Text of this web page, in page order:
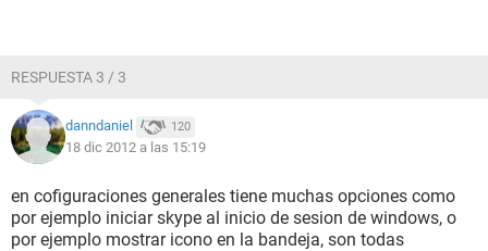
RESPUESTA 3 / 3
danndaniel 120
18 dic 2012 a las 15:19
en cofiguraciones generales tiene muchas opciones como
por ejemplo iniciar skype al inicio de sesion de windows, o
por ejemplo mostrar icono en la bandeja, son todas